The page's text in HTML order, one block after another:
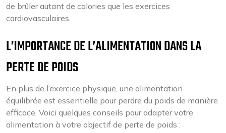
de brûler autant de calories que les exercices
cardiovasculaires.
L’IMPORTANCE DE L’ALIMENTATION DANS LA
PERTE DE POIDS
En plus de l’exercice physique, une alimentation
équilibrée est essentielle pour perdre du poids de manière
efficace. Voici quelques conseils pour adapter votre
alimentation à votre objectif de perte de poids :